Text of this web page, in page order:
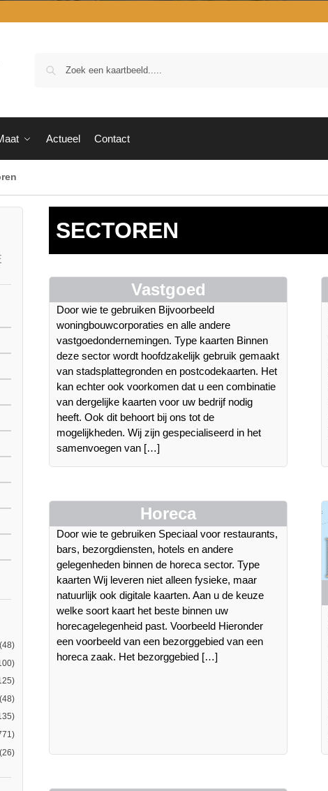
Actueel Contact
SECTOREN
Vastgoed
Door wie te gebruiken Bijvoorbeeld
woningbouwcorporaties en alle andere
vastgoedondernemingen. Type kaarten Binnen
deze sector wordt hoofdzakelijk gebruik gemaakt
van stadsplattegronden en postcodekaarten. Het
kan echter ook voorkomen dat u een combinatie
van dergelijke kaarten voor uw bedrijf nodig
heeft. Ook dit behoort bij ons tot de
mogelijkheden. Wij zijn gespecialiseerd in het
samenvoegen van […]
Horeca
Door wie te gebruiken Speciaal voor restaurants,
bars, bezorgdiensten, hotels en andere
gelegenheden binnen de horeca sector. Type
kaarten Wij leveren niet alleen fysieke, maar
natuurlijk ook digitale kaarten. Aan u de keuze
welke soort kaart het beste binnen uw
horecagelegenheid past. Voorbeeld Hieronder
een voorbeeld van een bezorggebied van een
horeca zaak. Het bezorggebied […]
(48)
(48)
(26)